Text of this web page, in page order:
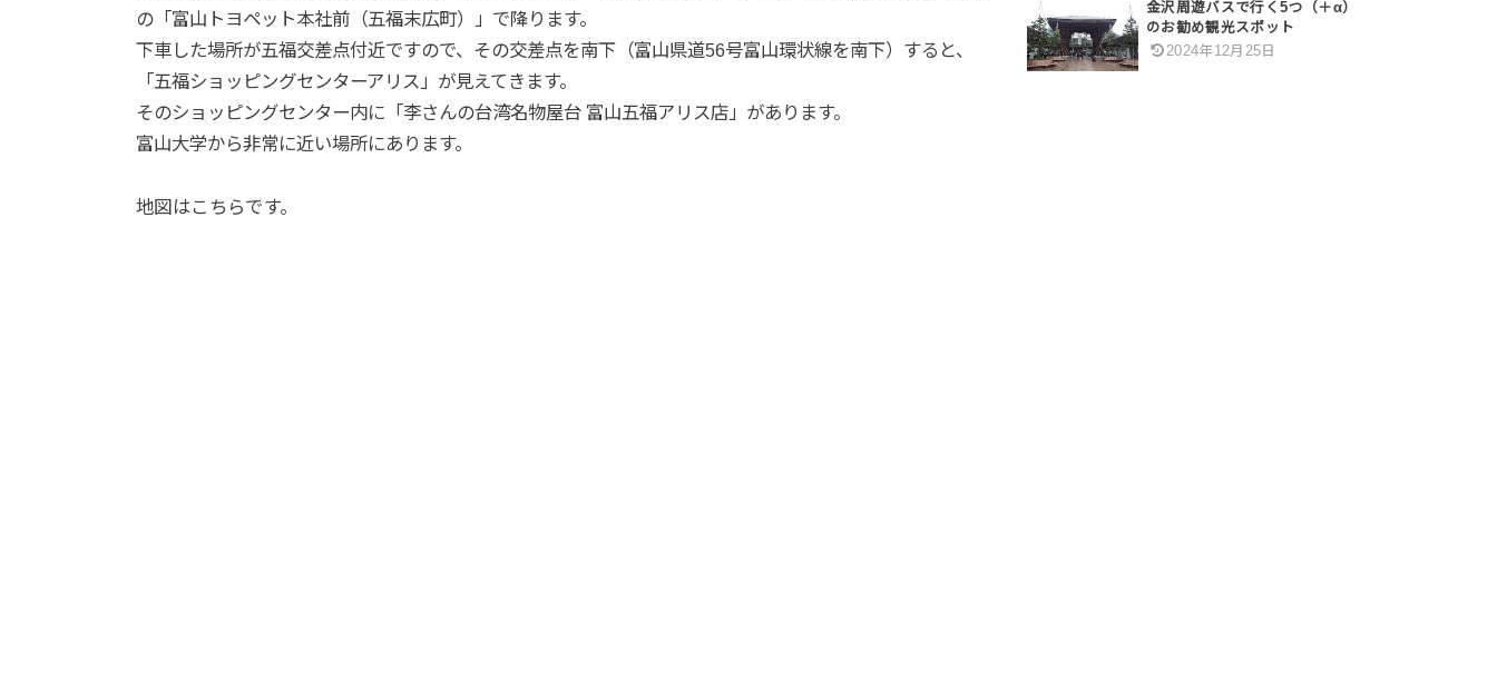
の「富山トヨペット本社前（五福末広町）」で降ります。
下車した場所が五福交差点付近ですので、その交差点を南下（富山県道56号富山環状線を南下）すると、
「五福ショッピングセンターアリス」が見えてきます。
そのショッピングセンター内に「李さんの台湾名物屋台 富山五福アリス店」があります。
富山大学から非常に近い場所にあります。
地図はこちらです。
金沢周遊バスで行く5つ（＋α）
のお勧め観光スポット
2024年12月25日